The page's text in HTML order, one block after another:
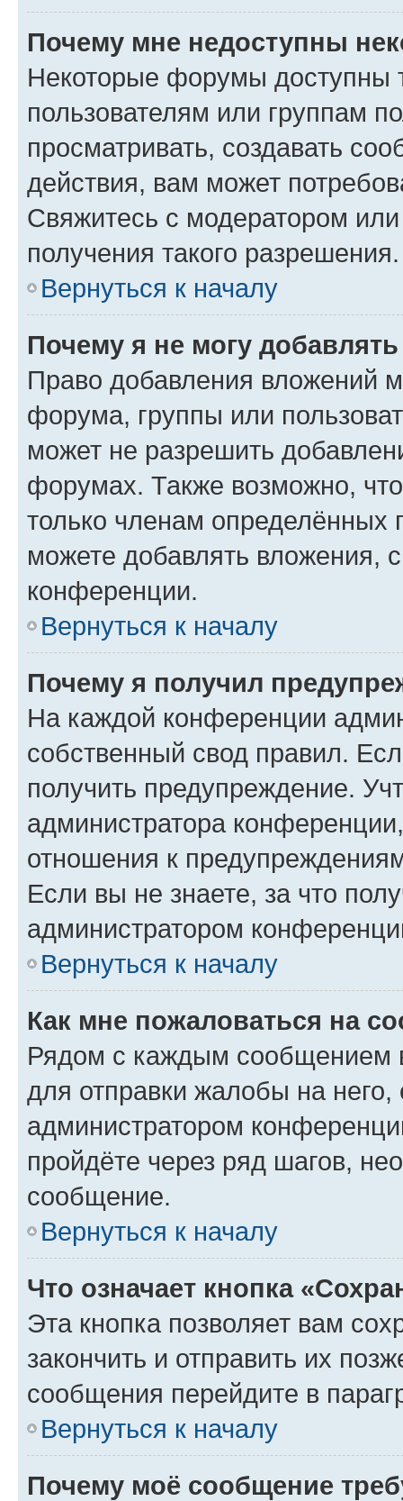
Почему мне недоступны
Некоторые форумы доступны
пользователям или группам
просматривать, создавать
действия, вам может
Свяжитесь с модератором
получения такого разрешения.
Вернуться к началу
Почему я не могу
Право добавления вложений
форума, группы или
может не разрешить
форумах. Также возможно,
только членам определённых
можете добавлять вложения,
конференции.
Вернуться к началу
Почему я получил
На каждой конференции
собственный свод правил.
получить предупреждение.
администратора
отношения к
Если вы не знаете, за что
администратором
Вернуться к началу
Как мне пожаловаться на
Рядом с каждым сообщением
для отправки жалобы на
администратором
пройдёте через ряд шагов,
сообщение.
Вернуться к началу
Что означает кнопка
Эта кнопка позволяет вам
закончить и отправить их
сообщения перейдите в
Вернуться к началу
Почему моё сообщение